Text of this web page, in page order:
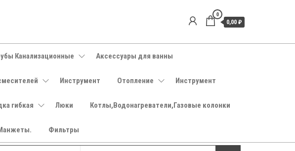
0
0,00 ₽
Канализационные Аксессуары для ванны
Инструмент Отопление Инструмент
гибкая Люки Котлы,Водонагреватели,Газовые колонки
Фильтры